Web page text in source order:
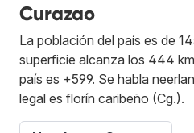
Curazao
La población del país es de
superficie alcanza los 444
país es +599. Se habla
legal es florín caribeño (Cg.).